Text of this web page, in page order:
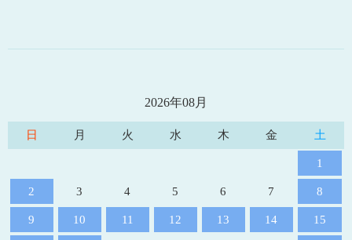
2026年08月
日 月 火 水 木 金 土
1
2 3 4 5 6 7 8
9 10 11 12 13 14 15